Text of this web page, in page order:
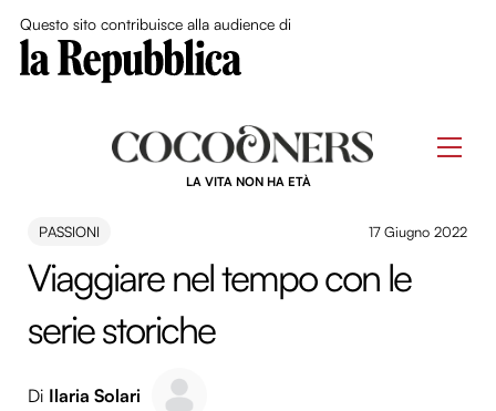
Questo sito contribuisce alla audience di
LA VITA NON HA ETÀ
PASSIONI 17 Giugno 2022
Viaggiare nel tempo con le
serie storiche
Di Ilaria Solari